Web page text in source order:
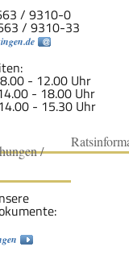
/ 9310-0
/ 9310-33
- 12.00 Uhr
- 18.00 Uhr
- 15.30 Uhr
/